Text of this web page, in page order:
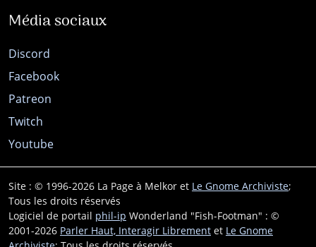
Média sociaux
Discord
Facebook
Patreon
Twitch
Youtube
Site : © 1996-2026 La Page à Melkor et Le Gnome Archiviste;
Tous les droits réservés
Logiciel de portail phil-ip Wonderland "Fish-Footman" : ©
2001-2026 Parler Haut, Interagir Librement et Le Gnome